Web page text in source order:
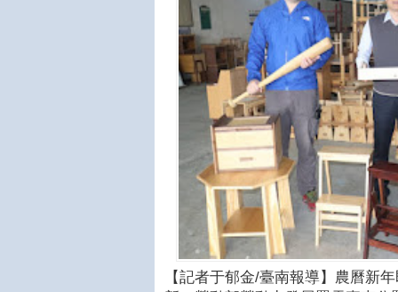
【記者于郁金/臺南報導】農曆新